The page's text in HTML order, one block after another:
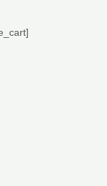
[woocommerce_cart]